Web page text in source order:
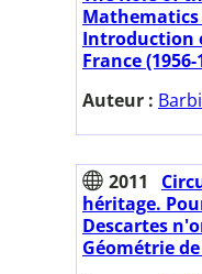
Mathematics
Introduction
France
Auteur :
2011
héritage.
Descartes
Géométrie de